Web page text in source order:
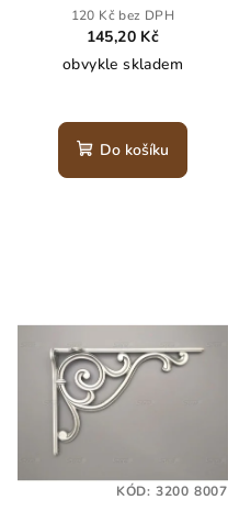
120 Kč bez DPH
145,20 Kč
obvykle skladem
Do košíku
KÓD: 3200 8007